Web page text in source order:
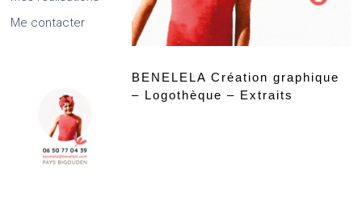
BENELELA Création graphique
– Logothèque – Extraits
Me contacter